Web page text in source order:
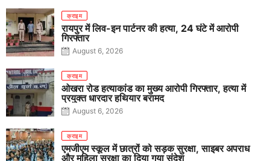
क्राइम
रायपुर में लिव-इन पार्टनर की हत्या, 24 घंटे में आरोपी
गिरफ्तार
August 6, 2026
क्राइम
ओखरा रोड हत्याकांड का मुख्य आरोपी गिरफ्तार, हत्या में
प्रयुक्त धारदार हथियार बरामद
August 6, 2026
क्राइम
एमजीएम स्कूल में छात्रों को सड़क सुरक्षा, साइबर अपराध
और महिला सुरक्षा का दिया गया संदेश